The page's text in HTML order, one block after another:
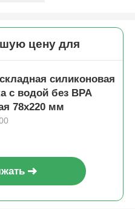
цену для
силиконовая
с водой без BPA
78х220 мм